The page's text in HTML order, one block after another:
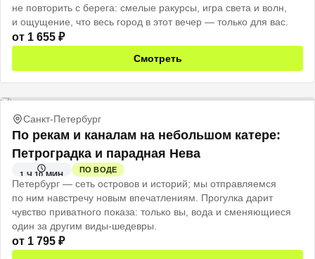
не повторить с берега: смелые ракурсы, игра света и волн,
и ощущение, что весь город в этот вечер — только для вас.
от 1 655 ₽
Смотреть
Санкт-Петербург
По рекам и каналам на небольшом катере:
Петроградка и парадная Нева
1 Ч 10 МИН
ПО ВОДЕ
Петербург — сеть островов и историй; мы отправляемся
по ним навстречу новым впечатлениям. Прогулка дарит
чувство приватного показа: только вы, вода и сменяющиеся
один за другим виды-шедевры.
от 1 795 ₽